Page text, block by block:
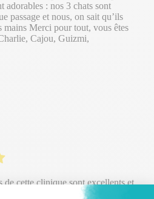
adorables : nos 3 chats sont
passage et nous, on sait qu’ils
mains Merci pour tout, vous êtes
Cajou, Guizmi,
de cette clinique sont excellents et
réactifs et bienveillants